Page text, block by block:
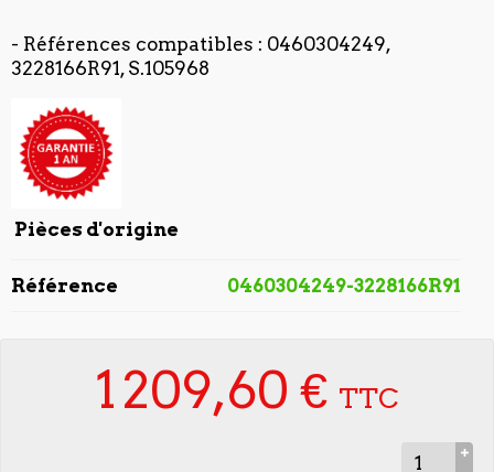
- Références compatibles : 0460304249,
3228166R91, S.105968
Pièces d'origine
Référence 0460304249-3228166R91
1 209,60 € TTC